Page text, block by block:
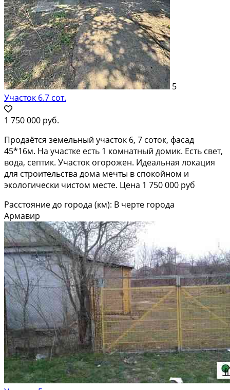
5
Участок 6.7 сот.
1 750 000 руб.
Продаётся земельный участок 6, 7 соток, фасад
45*16м. На участке есть 1 комнатный домик. Есть свет,
вода, септик. Участок огорожен. Идеальная локация
для строительства дома мечты в спокойном и
экологически чистом месте. Цена 1 750 000 руб
Расстояние до города (км): В черте города
Армавир